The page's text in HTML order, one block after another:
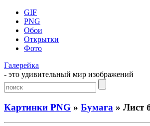
GIF
PNG
Обои
Открытки
Фото
Галерейка
- это удивительный мир изображений
Картинки PNG » Бумага » Лист